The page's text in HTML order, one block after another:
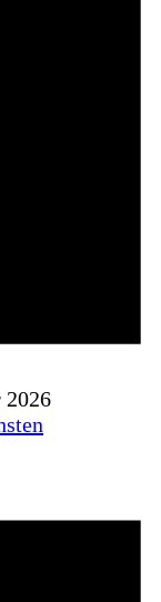
2026